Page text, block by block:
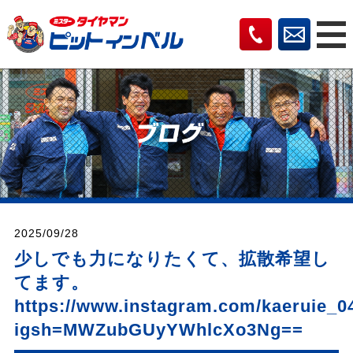
2025/09/28
少しでも力になりたくて、拡散希望し
てます。
https://www.instagram.com/
igsh=MWZubGUyYWhlcXo3Ng==